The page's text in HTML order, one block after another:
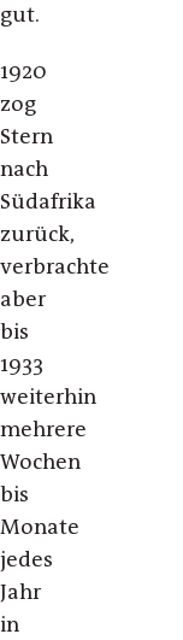
gut.
1920
zog
Stern
nach
Südafrika
zurück,
verbrachte
aber
bis
1933
weiterhin
mehrere
Wochen
bis
Monate
jedes
Jahr
in